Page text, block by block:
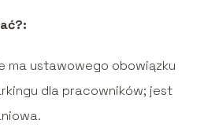
ma ustawowego obowiązku
dla pracowników; jest